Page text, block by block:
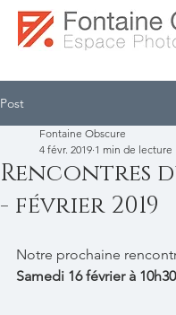
Post
Rencontres
- février 2019
Fontaine Obscure
4 févr. 2019 1 min de lecture
Notre prochaine
Samedi 16 février à 10h30